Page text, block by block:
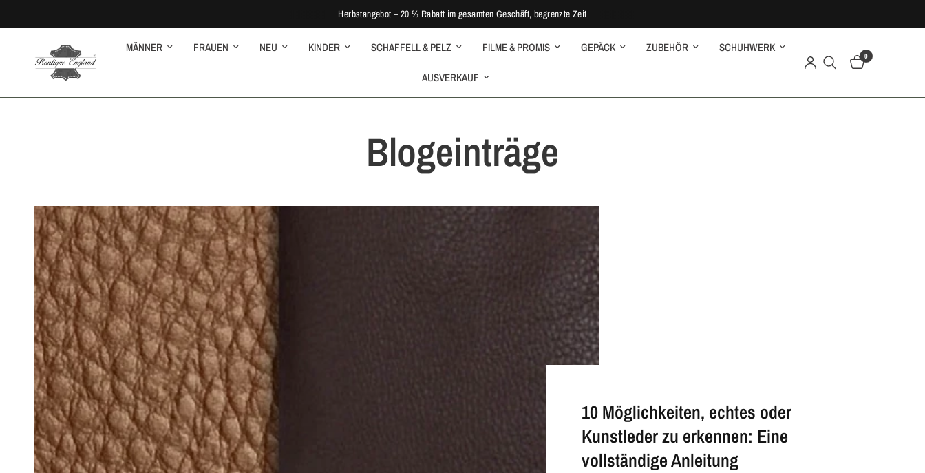
Herbstangebot – 20 % Rabatt im gesamten Geschäft, begrenzte Zeit
MÄNNER FRAUEN NEU KINDER SCHAFFELL & PELZ FILME & PROMIS GEPÄCK ZUBEHÖR SCHUHWERK
AUSVERKAUF
0
Blogeinträge
10 Möglichkeiten, echtes oder
Kunstleder zu erkennen: Eine
vollständige Anleitung